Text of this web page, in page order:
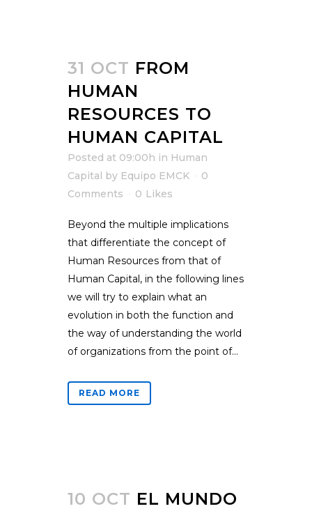
31 OCT FROM
HUMAN
RESOURCES TO
HUMAN CAPITAL
Posted at 09:00h in Human
Capital by Equipo EMCK
0
Comments
0 Likes
Beyond the multiple implications
that differentiate the concept of
Human Resources from that of
Human Capital, in the following lines
we will try to explain what an
evolution in both the function and
the way of understanding the world
of organizations from the point of...
READ MORE
10 OCT EL MUNDO